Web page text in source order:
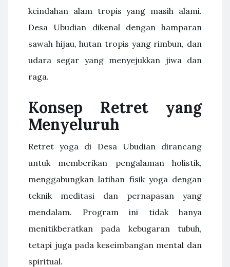
keindahan alam tropis yang masih alami.
Desa Ubudian dikenal dengan hamparan
sawah hijau, hutan tropis yang rimbun, dan
udara segar yang menyejukkan jiwa dan
raga.
Konsep Retret yang
Menyeluruh
Retret yoga di Desa Ubudian dirancang
untuk memberikan pengalaman holistik,
menggabungkan latihan fisik yoga dengan
teknik meditasi dan pernapasan yang
mendalam. Program ini tidak hanya
menitikberatkan pada kebugaran tubuh,
tetapi juga pada keseimbangan mental dan
spiritual.